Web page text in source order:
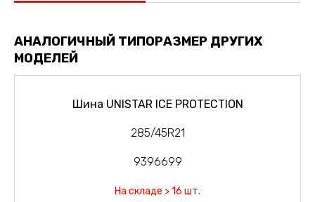
АНАЛОГИЧНЫЙ ТИПОРАЗМЕР ДРУГИХ
МОДЕЛЕЙ
Шина UNISTAR ICE PROTECTION
285/45R21
9396699
На складе > 16 шт.